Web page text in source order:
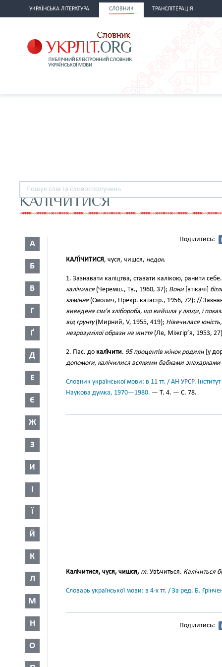
УКРАЇНСЬКА ЛІТЕРАТУРА СЛОВНИК ТРАНСЛІТЕРАЦІЯ
КАЛІЧИТИСЯ
А
Б
В
Г
Ґ
Д
Е
Є
Ж
З
И
І
Ї
Й
К
Л
М
Н
О
Поділитись:
КАЛІ́ЧИТИСЯ, чуся, чишся, недок.
1. Зазнавати каліцтва, ставати калікою, ранити
калічився (Черемш., Тв., 1960, 37); Вони [втікачі]
каміння (Смолич, Прекр. катастр., 1956, 72); //
виведена сім’я хлібороба, що вийшла у люди, і
від грунту(Мирний, V, 1955, 419); Нівечилася
незрозумілої образи на життя (Ле, Міжгір’я, 1953,
2. Пас. до калі́чити. 95 процентів жінок родили [у
допомоги, калічилися всякими бабками-знахарками
Словник української мови: в 11 тт. / АН УРСР.
Наукова думка, 1970—1980. — Т. 4. — С. 78.
Калічитися, чуся, чишся, гл. Увѣчиться. Калічиться
Словарь української мови: в 4-х тт. / За ред. Б.
Поділитись: